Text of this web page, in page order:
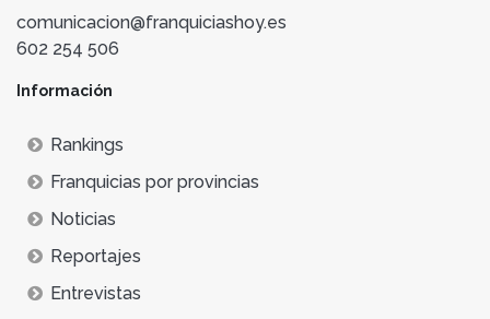
comunicacion@franquiciashoy.es
602 254 506
Información
Rankings
Franquicias por provincias
Noticias
Reportajes
Entrevistas